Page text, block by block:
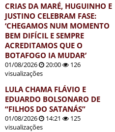
CRIAS DA MARÉ, HUGUINHO E
JUSTINO CELEBRAM FASE:
‘CHEGAMOS NUM MOMENTO
BEM DIFÍCIL E SEMPRE
ACREDITAMOS QUE O
BOTAFOGO IA MUDAR’
01/08/2026 20:00
126
visualizações
LULA CHAMA FLÁVIO E
EDUARDO BOLSONARO DE
“FILHOS DO SATANÁS”
01/08/2026 14:21
125
visualizações